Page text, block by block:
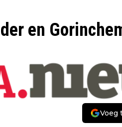
en
Voeg